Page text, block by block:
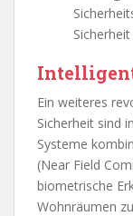
Ein weiteres
Sicherheit sind
Systeme
(Near Field
biometrische
Wohnräumen